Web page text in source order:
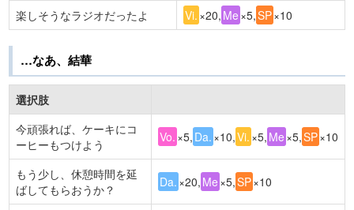
楽しそうなラジオだったよ
Vi. ×20, Me ×5,SP×10
…なあ、結華
選択肢
今頑張れば、ケーキにコ
ーヒーもつけよう
Vo. ×5, Da. ×10,Vi. ×5, Me ×5,SP×10
もう少し、休憩時間を延
ばしてもらおうか？
Da. ×20, Me ×5,SP×10